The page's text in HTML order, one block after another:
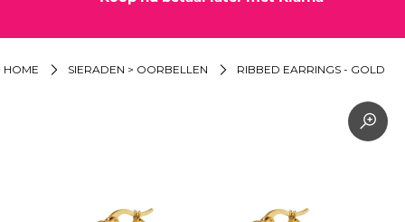
HOME SIERADEN > OORBELLEN RIBBED EARRINGS - GOLD